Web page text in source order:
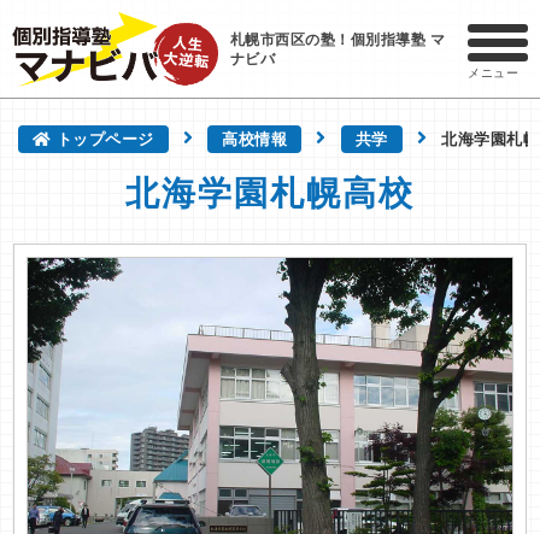
札幌市西区の塾！個別指導塾 マ
ナビバ
メニュー
トップページ 高校情報 共学 北海学園札
北海学園札幌高校